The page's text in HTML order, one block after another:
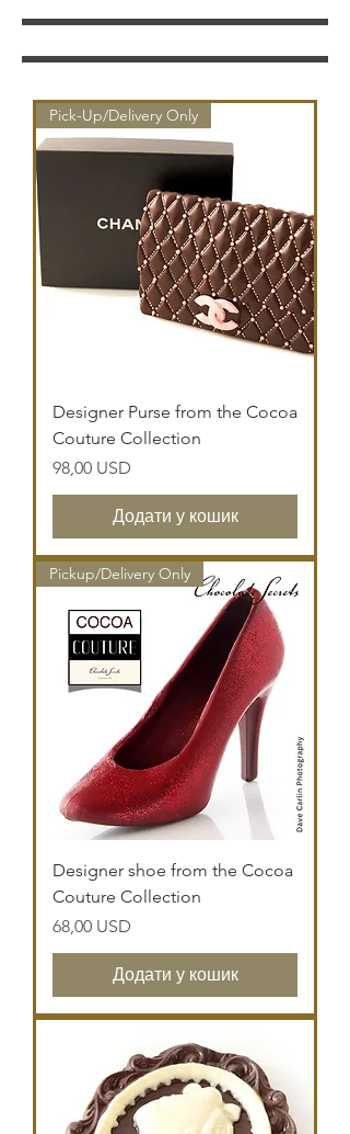
Pick-Up/Delivery Only
Designer Purse from the Cocoa
Couture Collection
Ціна
98,00 USD
Додати у кошик
Pickup/Delivery Only
Designer shoe from the Cocoa
Couture Collection
Ціна
68,00 USD
Додати у кошик